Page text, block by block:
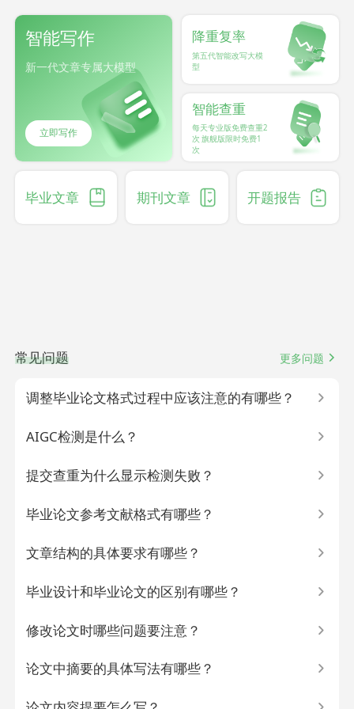
智能写作
新一代文章专属大模型
立即写作
降重复率
第五代智能改写大模
型
智能查重
每天专业版免费查重2
次 旗舰版限时免费1
次
毕业文章 期刊文章 开题报告
常见问题 更多问题
调整毕业论文格式过程中应该注意的有哪些？
AIGC检测是什么？
提交查重为什么显示检测失败？
毕业论文参考文献格式有哪些？
文章结构的具体要求有哪些？
毕业设计和毕业论文的区别有哪些？
修改论文时哪些问题要注意？
论文中摘要的具体写法有哪些？